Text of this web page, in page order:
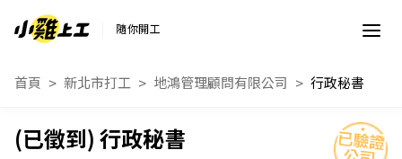
隨你開工
首頁 新北市打工 地鴻管理顧問有限公司 行政秘書
行政秘書